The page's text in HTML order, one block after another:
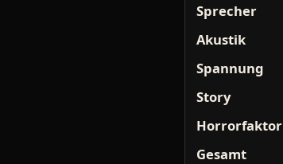
Sprecher
Akustik
Spannung
Story
Horrorfaktor
Gesamt